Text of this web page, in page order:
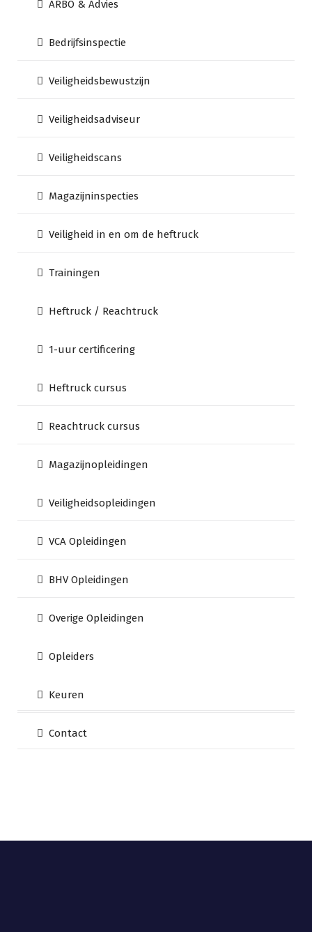
ARBO & Advies
Bedrijfsinspectie
Veiligheidsbewustzijn
Veiligheidsadviseur
Veiligheidscans
Magazijninspecties
Veiligheid in en om de heftruck
Trainingen
Heftruck / Reachtruck
1-uur certificering
Heftruck cursus
Reachtruck cursus
Magazijnopleidingen
Veiligheidsopleidingen
VCA Opleidingen
BHV Opleidingen
Overige Opleidingen
Opleiders
Keuren
Contact